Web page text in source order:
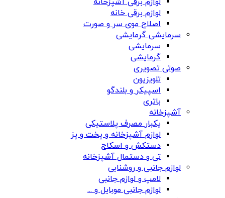
لوازم برقی خانه
اصلاح موی سر و صورت
سرمایشی گرمایشی
سرمایشی
گرمایشی
صوتی تصویری
تلویزیون
اسپیکر و بلندگو
باتری
آشپزخانه
یکبار مصرف پلاستیکی
لوازم آشپزخانه و پخت و پز
دستکش و اسکاج
تی و دستمال آشپزخانه
لوازم جانبی و روشنایی
لامپ و لوازم جانبی
لوازم جانبی موبایل و ...